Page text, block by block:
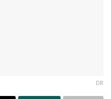
DR